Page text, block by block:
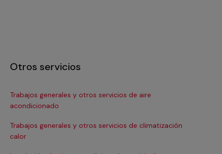
Otros servicios
Trabajos generales y otros servicios de aire
acondicionado
Trabajos generales y otros servicios de climatización
calor